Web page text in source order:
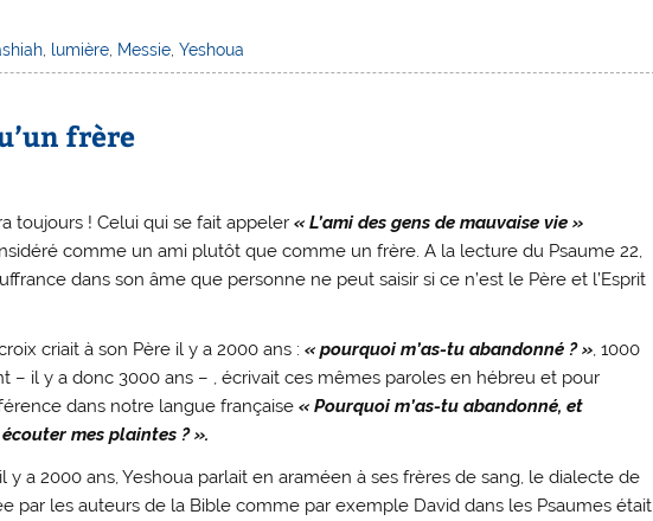
, lumière, Messie, Yeshoua
frère
toujours ! Celui qui se fait appeler« L’ami des gens de mauvaise vie »
comme un ami plutôt que comme un frère. A la lecture du Psaume 22,
dans son âme que personne ne peut saisir si ce n’est le Père et l’Esprit
criait à son Père il y a 2000 ans :« pourquoi m’as-tu abandonné ? », 1000
– il y a donc 3000 ans – , écrivait ces mêmes paroles en hébreu et pour
dans notre langue française« Pourquoi m’as-tu abandonné, et
mes plaintes ? ».
y a 2000 ans, Yeshoua parlait en araméen à ses frères de sang, le dialecte de
par les auteurs de la Bible comme par exemple David dans les Psaumes était